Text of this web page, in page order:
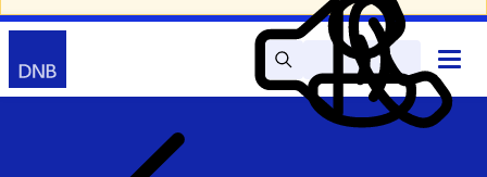
Zoek Lees
voor
Mijn
DNB
Contact